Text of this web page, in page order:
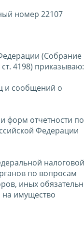
номер 22107
(Собрание
4198) приказываю:
и сообщений о
форм отчетности по
Федерации
налоговой
по вопросам
иных
на имущество